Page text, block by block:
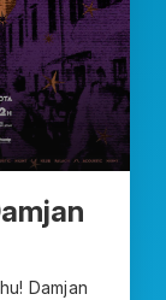
Damjan